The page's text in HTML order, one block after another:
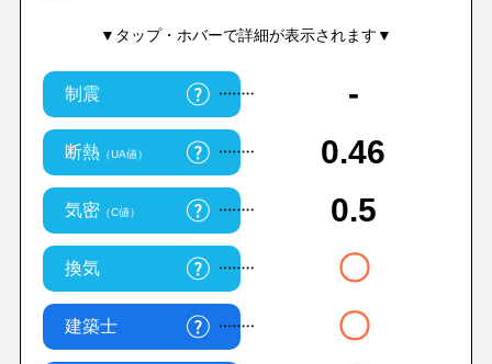
▼タップ・ホバーで詳細が表示されます▼
制震 -
断熱（UA値） 0.46
気密（C値） 0.5
換気 〇
建築士 〇